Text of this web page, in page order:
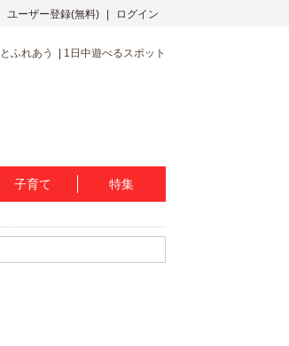
ユーザー登録(無料) ログイン
ふれあう 1日中遊べるスポット
子育て 特集